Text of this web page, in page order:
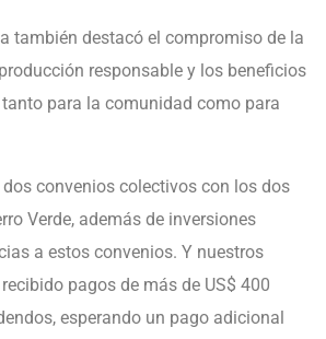
también destacó el compromiso de la
responsable y los beneficios
para la comunidad como para
dos convenios colectivos con los dos
Verde, además de inversiones
a estos convenios. Y nuestros
pagos de más de US$ 400
esperando un pago adicional